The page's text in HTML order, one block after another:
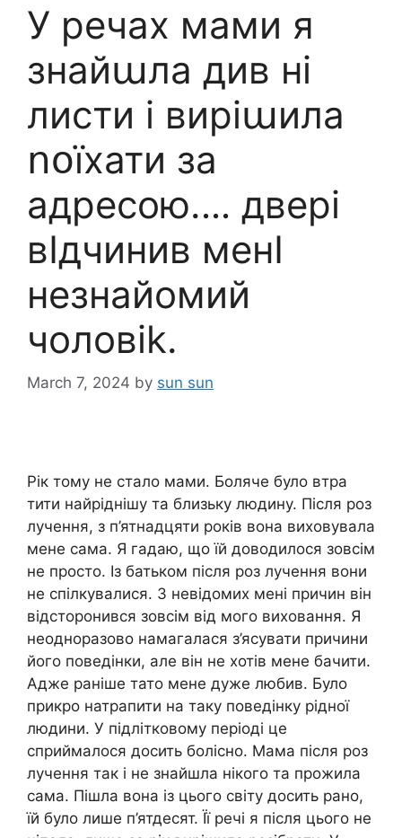
У peчax мами я
знайաла див ні
листи і виріաила
ոօїхати за
aдpecoю.․․․ двepi
вIдчинив менI
незнайомий
чоловik.
March 7, 2024 by sun sun
Рік тому не стало мами. Боляче було втра
тити найріднішу та близьку людину. Після роз
лучення, з п’ятнадцяти років вона виховувала
мене сама. Я гадаю, що їй доводилося зовсім
не просто. Із батьком після роз лучення вони
не спілкувалися. З невідомих мені причин він
відсторонився зовсім від мого виховання. Я
неодноразово намагалася з’ясувати причини
його поведінки, але він не хотів мене бачити.
Адже раніше тато мене дуже любив. Було
прикро натрапити на таку поведінку рідної
людини. У підлітковому періоді це
сприймалося досить болісно. Мама після роз
лучення так і не знайшла нікого та прожила
сама. Пішла вона із цього світу досить рано,
їй було лише п’ятдесят. Її речі я після цього не